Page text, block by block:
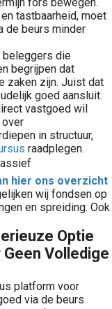
tastbaarheid, moet
de beurs minder
beleggers die
begrijpen dat
zaken zijn. Juist dat
goed aansluit.
vastgoed wil
in structuur,
raadplegen.
hier ons overzicht
wij fondsen op
en spreiding. Ook
Optie
Volledige
platform voor
via de beurs